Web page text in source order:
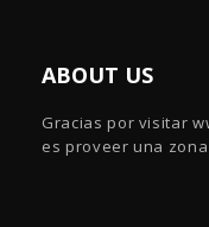
ABOUT US
Gracias por visitar
es proveer una